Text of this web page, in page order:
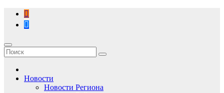
Перейти
содержимому
Новости
Новости Региона